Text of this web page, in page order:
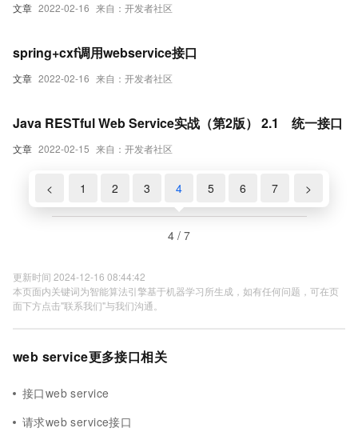
文章 2022-02-16 来自：开发者社区
文章 2022-02-16 来自：开发者社区
spring+cxf调用webservice接口
文章 2022-02-15 来自：开发者社区
Java RESTful Web Service实战（第2版） 2.1 统一接口
< 1 2 3 4 5 6 7 >
4 / 7
更新时间 2024-12-16 08:44:42
本页面内关键词为智能算法引擎基于机器学习所生成，如有任何问题，可在页
面下方点击"联系我们"与我们沟通。
web service更多接口相关
接口web service
请求web service接口